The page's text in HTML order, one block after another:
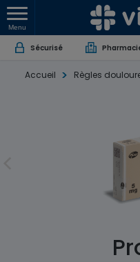
Menu
Sécurisé
Accueil Règles